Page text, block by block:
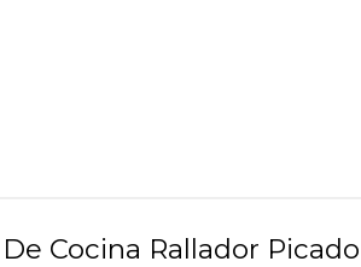
Cocina Rallador